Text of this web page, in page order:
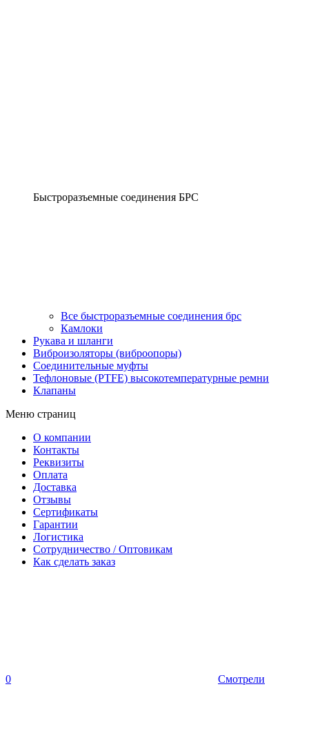
Быстроразъемные соединения БРС
Все быстроразъемные соединения брс
Камлоки
Рукава и шланги
Виброизоляторы (виброопоры)
Соединительные муфты
Тефлоновые (PTFE) высокотемпературные ремни
Клапаны
Меню страниц
О компании
Контакты
Реквизиты
Оплата
Доставка
Отзывы
Сертификаты
Гарантии
Логистика
Сотрудничество / Оптовикам
Как сделать заказ
0 Смотрели